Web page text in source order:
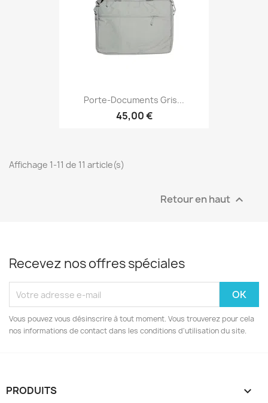
Porte-Documents Gris...
45,00 €
Affichage 1-11 de 11 article(s)
Retour en haut 
Recevez nos offres spéciales
Vous pouvez vous désinscrire à tout moment. Vous trouverez pour cela
nos informations de contact dans les conditions d'utilisation du site.
PRODUITS 